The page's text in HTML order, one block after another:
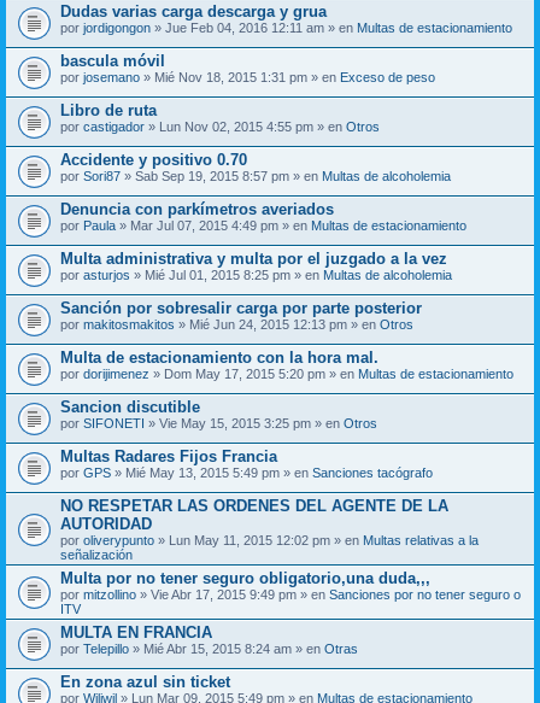
Dudas varias carga descarga y grua
por jordigongon » Jue Feb 04, 2016 12:11 am » en Multas de estacionamiento
bascula móvil
por josemano » Mié Nov 18, 2015 1:31 pm » en Exceso de peso
Libro de ruta
por castigador » Lun Nov 02, 2015 4:55 pm » en Otros
Accidente y positivo 0.70
por Sori87 » Sab Sep 19, 2015 8:57 pm » en Multas de alcoholemia
Denuncia con parkímetros averiados
por Paula » Mar Jul 07, 2015 4:49 pm » en Multas de estacionamiento
Multa administrativa y multa por el juzgado a la vez
por asturjos » Mié Jul 01, 2015 8:25 pm » en Multas de alcoholemia
Sanción por sobresalir carga por parte posterior
por makitosmakitos » Mié Jun 24, 2015 12:13 pm » en Otros
Multa de estacionamiento con la hora mal.
por dorijimenez » Dom May 17, 2015 5:20 pm » en Multas de estacionamiento
Sancion discutible
por SIFONETI » Vie May 15, 2015 3:25 pm » en Otros
Multas Radares Fijos Francia
por GPS » Mié May 13, 2015 5:49 pm » en Sanciones tacógrafo
NO RESPETAR LAS ORDENES DEL AGENTE DE LA
AUTORIDAD
por oliverypunto » Lun May 11, 2015 12:02 pm » en Multas relativas a la
señalización
Multa por no tener seguro obligatorio,una duda,,,
por mitzollino » Vie Abr 17, 2015 9:49 pm » en Sanciones por no tener seguro o
ITV
MULTA EN FRANCIA
por Telepillo » Mié Abr 15, 2015 8:24 am » en Otras
En zona azul sin ticket
por Wiliwil » Lun Mar 09, 2015 5:49 pm » en Multas de estacionamiento